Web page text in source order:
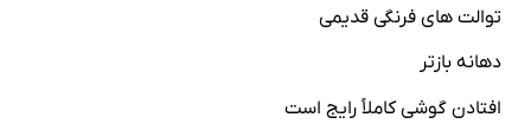
توالت‌ های فرنگی قدیمی
دهانه بازتر
افتادن گوشی کاملاً رایج است